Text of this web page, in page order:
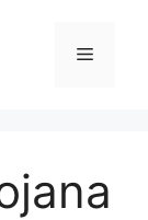
Menu